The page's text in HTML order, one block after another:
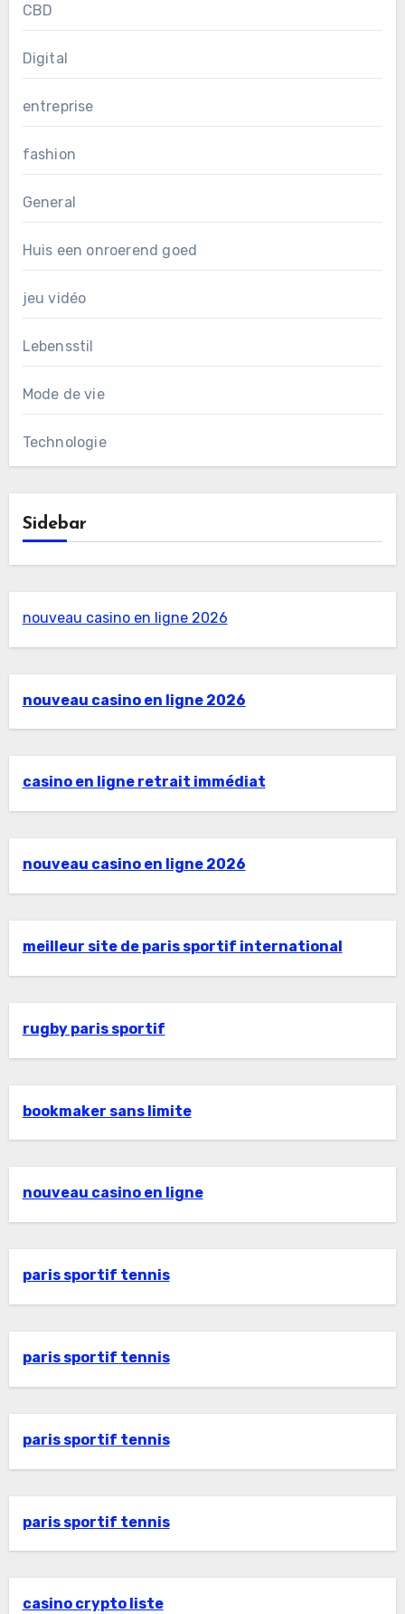
CBD
Digital
entreprise
fashion
General
Huis een onroerend goed
jeu vidéo
Lebensstil
Mode de vie
Technologie
Sidebar
nouveau casino en ligne 2026
nouveau casino en ligne 2026
casino en ligne retrait immédiat
nouveau casino en ligne 2026
meilleur site de paris sportif international
rugby paris sportif
bookmaker sans limite
nouveau casino en ligne
paris sportif tennis
paris sportif tennis
paris sportif tennis
paris sportif tennis
casino crypto liste